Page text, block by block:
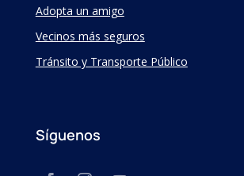
Adopta un amigo
Vecinos más seguros
Tránsito y Transporte Público
Síguenos